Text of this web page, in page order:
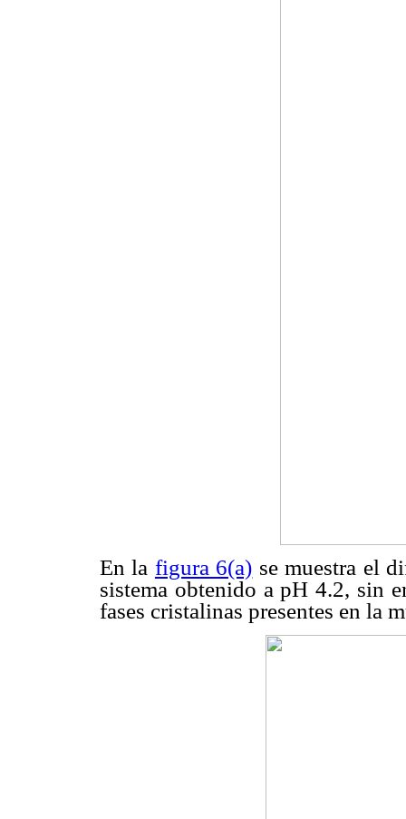
En la figura 6(a) se muestra el
sistema obtenido a pH 4.2, sin
fases cristalinas presentes en la